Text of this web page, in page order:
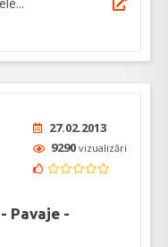
27.02.2013
9290 vizualizări
Pavaje -